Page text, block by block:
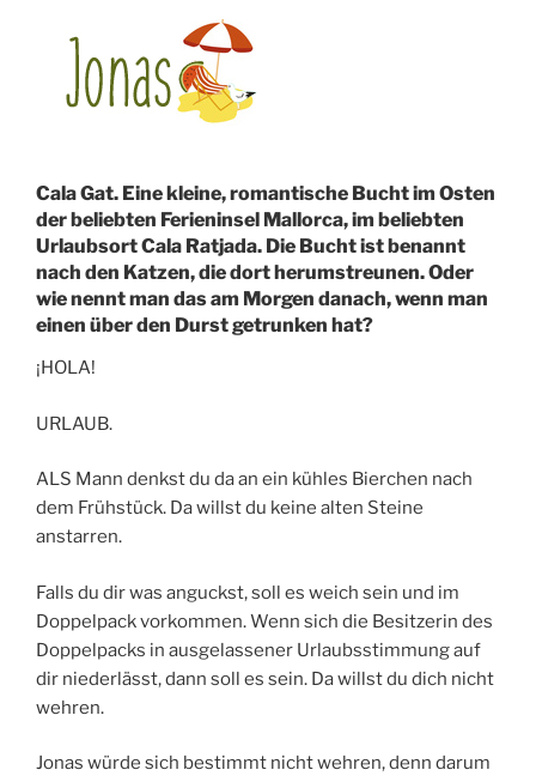
Cala Gat. Eine kleine, romantische Bucht im Osten
der beliebten Ferieninsel Mallorca, im beliebten
Urlaubsort Cala Ratjada. Die Bucht ist benannt
nach den Katzen, die dort herumstreunen. Oder
wie nennt man das am Morgen danach, wenn man
einen über den Durst getrunken hat?
¡HOLA!
URLAUB.
ALS Mann denkst du da an ein kühles Bierchen nach
dem Frühstück. Da willst du keine alten Steine
anstarren.
Falls du dir was anguckst, soll es weich sein und im
Doppelpack vorkommen. Wenn sich die Besitzerin des
Doppelpacks in ausgelassener Urlaubsstimmung auf
dir niederlässt, dann soll es sein. Da willst du dich nicht
wehren.
Jonas würde sich bestimmt nicht wehren, denn darum